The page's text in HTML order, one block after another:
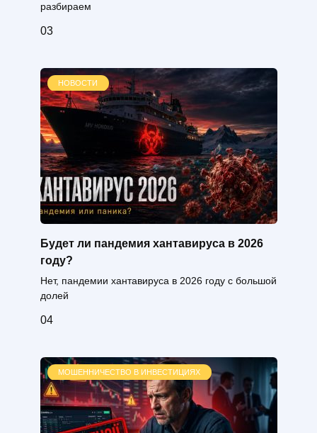
разбираем
03
НОВОСТИ
Будет ли пандемия хантавируса в 2026
году?
Нет, пандемии хантавируса в 2026 году с большой
долей
04
МОШЕННИЧЕСТВО В ИНВЕСТИЦИЯХ